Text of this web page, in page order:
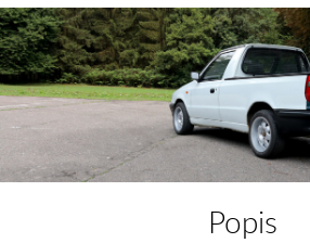
Popis